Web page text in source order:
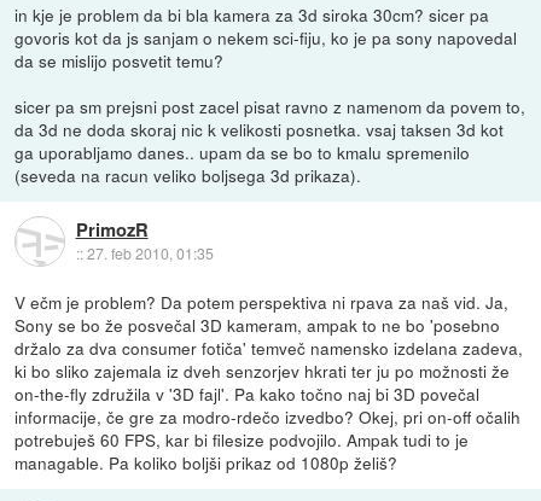
in kje je problem da bi bla kamera za 3d siroka 30cm? sicer pa
govoris kot da js sanjam o nekem sci-fiju, ko je pa sony napovedal
da se mislijo posvetit temu?
sicer pa sm prejsni post zacel pisat ravno z namenom da povem to,
da 3d ne doda skoraj nic k velikosti posnetka. vsaj taksen 3d kot
ga uporabljamo danes.. upam da se bo to kmalu spremenilo
(seveda na racun veliko boljsega 3d prikaza).
PrimozR
::27. feb 2010, 01:35
V ečm je problem? Da potem perspektiva ni rpava za naš vid. Ja,
Sony se bo že posvečal 3D kameram, ampak to ne bo 'posebno
držalo za dva consumer fotiča' temveč namensko izdelana zadeva,
ki bo sliko zajemala iz dveh senzorjev hkrati ter ju po možnosti že
on-the-fly združila v '3D fajl'. Pa kako točno naj bi 3D povečal
informacije, če gre za modro-rdečo izvedbo? Okej, pri on-off očalih
potrebuješ 60 FPS, kar bi filesize podvojilo. Ampak tudi to je
managable. Pa koliko boljši prikaz od 1080p želiš?